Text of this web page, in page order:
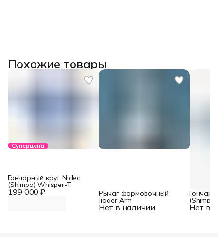
Похожие товары
Суперцена
199 000 ₽
Гончарный круг Nidec
(Shimpo) Whisper-T
Нет в наличии
Рычаг формовочный
Jigger Arm
Нет в